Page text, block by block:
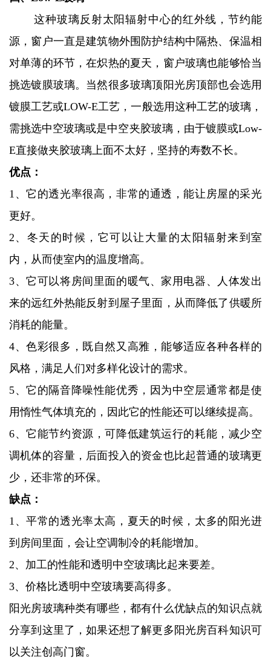
这种玻璃反射太阳辐射中心的红外线，节约能
源，窗户一直是建筑物外围防护结构中隔热、保温相
对单薄的环节，在炽热的夏天，窗户玻璃也能够恰当
挑选镀膜玻璃。当然很多玻璃顶阳光房顶部也会选用
镀膜工艺或LOW-E工艺，一般选用这种工艺的玻璃，
需挑选中空玻璃或是中空夹胶玻璃，由于镀膜或Low-
E直接做夹胶玻璃上面不太好，坚持的寿数不长。
优点：
1、它的透光率很高，非常的通透，能让房屋的采光
更好。
2、冬天的时候，它可以让大量的太阳辐射来到室
内，从而使室内的温度增高。
3、它可以将房间里面的暖气、家用电器、人体发出
来的远红外热能反射到屋子里面，从而降低了供暖所
消耗的能量。
4、色彩很多，既自然又高雅，能够适应各种各样的
风格，满足人们对多样化设计的需求。
5、它的隔音降噪性能优秀，因为中空层通常都是使
用惰性气体填充的，因此它的性能还可以继续提高。
6、它能节约资源，可降低建筑运行的耗能，减少空
调机体的容量，后面投入的资金也比起普通的玻璃更
少，还非常的环保。
缺点：
1、平常的透光率太高，夏天的时候，太多的阳光进
到房间里面，会让空调制冷的耗能增加。
2、加工的性能和透明中空玻璃比起来要差。
3、价格比透明中空玻璃要高得多。
阳光房玻璃种类有哪些，都有什么优缺点的知识点就
分享到这里了，如果还想了解更多阳光房百科知识可
以关注创高门窗。